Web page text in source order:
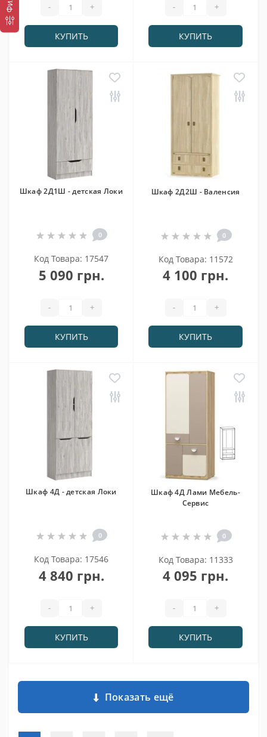
- +
КУПИТЬ
- +
КУПИТЬ
Шкаф 2Д1Ш - детская Локи
0
Код Товара: 17547
5 090 грн.
- +
КУПИТЬ
Шкаф 2Д2Ш - Валенсия
0
Код Товара: 11572
4 100 грн.
- +
КУПИТЬ
Шкаф 4Д - детская Локи
0
Код Товара: 17546
4 840 грн.
- +
КУПИТЬ
Шкаф 4Д Лами Мебель-
Сервис
0
Код Товара: 11333
4 095 грн.
- +
КУПИТЬ
Показать ещё